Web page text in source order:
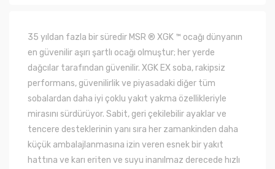
35 yıldan fazla bir süredir MSR ® XGK ™ ocağı dünyanın
en güvenilir aşırı şartlı ocağı olmuştur; her yerde
dağcılar tarafından güvenilir. XGK EX soba, rakipsiz
performans, güvenilirlik ve piyasadaki diğer tüm
sobalardan daha iyi çoklu yakıt yakma özellikleriyle
mirasını sürdürüyor. Sabit, geri çekilebilir ayaklar ve
tencere desteklerinin yanı sıra her zamankinden daha
küçük ambalajlanmasına izin veren esnek bir yakıt
hattına ve karı eriten ve suyu inanılmaz derecede hızlı